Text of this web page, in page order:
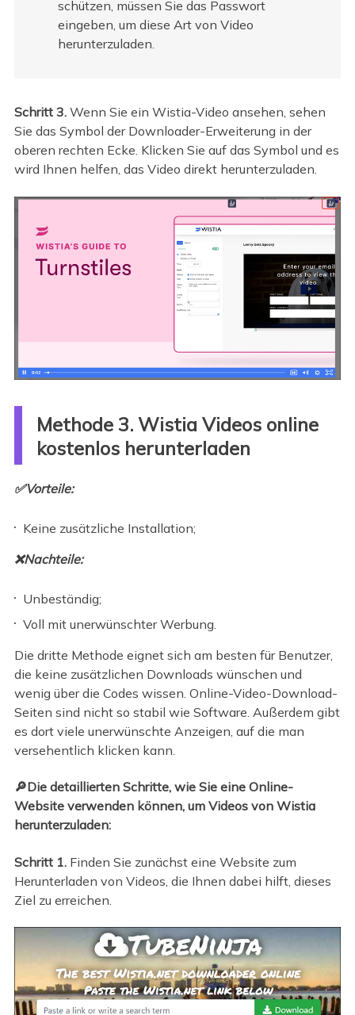
schützen, müssen Sie das Passwort
eingeben, um diese Art von Video
herunterzuladen.
Schritt 3. Wenn Sie ein Wistia-Video ansehen, sehen
Sie das Symbol der Downloader-Erweiterung in der
oberen rechten Ecke. Klicken Sie auf das Symbol und es
wird Ihnen helfen, das Video direkt herunterzuladen.
Methode 3. Wistia Videos online
kostenlos herunterladen
✅Vorteile:
Keine zusätzliche Installation;
❌Nachteile:
Unbeständig;
Voll mit unerwünschter Werbung.
Die dritte Methode eignet sich am besten für Benutzer,
die keine zusätzlichen Downloads wünschen und
wenig über die Codes wissen. Online-Video-Download-
Seiten sind nicht so stabil wie Software. Außerdem gibt
es dort viele unerwünschte Anzeigen, auf die man
versehentlich klicken kann.
🔎Die detaillierten Schritte, wie Sie eine Online-
Website verwenden können, um Videos von Wistia
herunterzuladen:
Schritt 1.Finden Sie zunächst eine Website zum
Herunterladen von Videos, die Ihnen dabei hilft, dieses
Ziel zu erreichen.